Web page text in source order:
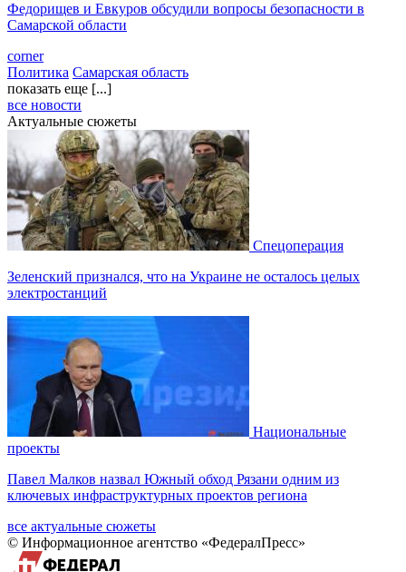
Федорищев и Евкуров обсудили вопросы безопасности в
Самарской области
corner
Политика Самарская область
показать еще [...]
все новости
Актуальные сюжеты
Спецоперация
Зеленский признался, что на Украине не осталось целых
электростанций
Национальные
проекты
Павел Малков назвал Южный обход Рязани одним из
ключевых инфраструктурных проектов региона
все актуальные сюжеты
© Информационное агентство «ФедералПресс»